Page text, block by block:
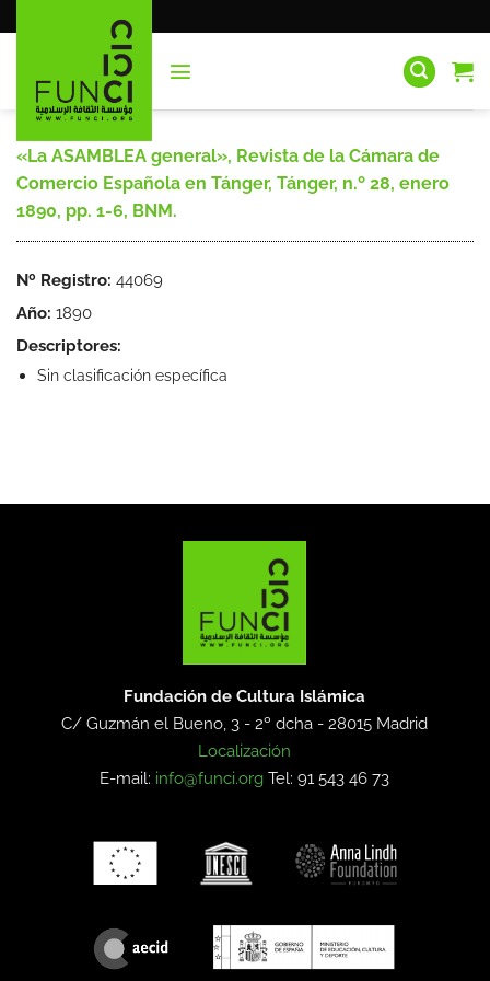
al
«La ASAMBLEA general», Revista de la Cámara de
Comercio Española en Tánger, Tánger, n.º 28, enero
1890, pp. 1-6, BNM.
Nº Registro: 44069
Año: 1890
Descriptores:
Sin clasificación específica
Fundación de Cultura Islámica
C/ Guzmán el Bueno, 3 - 2º dcha -28015 Madrid
Localización
E-mail: info@funci.org Tel: 91 543 46 73